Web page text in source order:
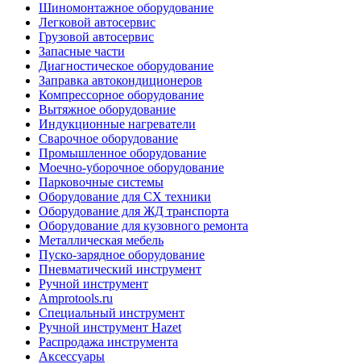
Шиномонтажное оборудование
Легковой автосервис
Грузовой автосервис
Запасные части
Диагностическое оборудование
Заправка автокондиционеров
Компрессорное оборудование
Вытяжное оборудование
Индукционные нагреватели
Сварочное оборудование
Промышленное оборудование
Моечно-уборочное оборудование
Парковочные системы
Оборудование для СХ техники
Оборудование для ЖД транспорта
Оборудование для кузовного ремонта
Металлическая мебель
Пуско-зарядное оборудование
Пневматический инструмент
Ручной инструмент
Amprotools.ru
Специальный инструмент
Ручной инструмент Hazet
Распродажа инструмента
Аксессуары